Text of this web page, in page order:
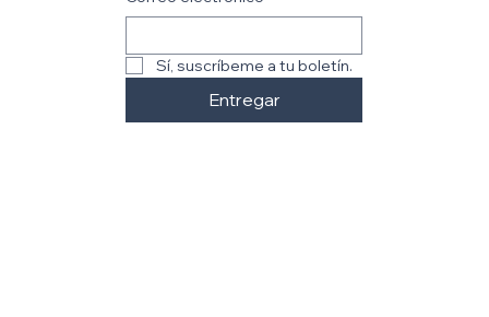
Sí, suscríbeme a tu boletín.
Entregar